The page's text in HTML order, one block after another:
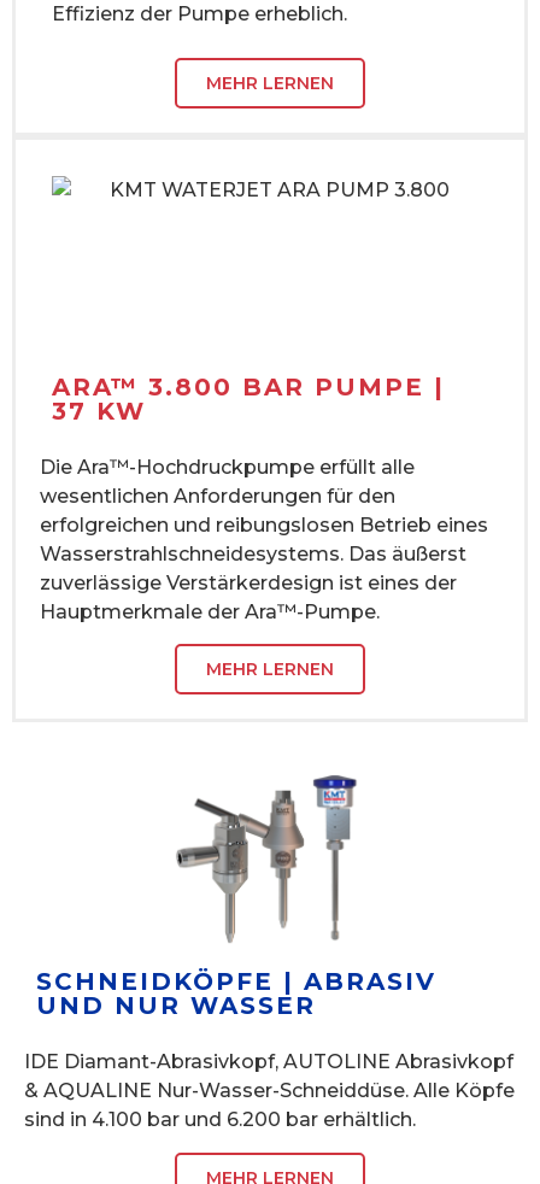
Effizienz der Pumpe erheblich.
MEHR LERNEN
ARA™ 3.800 BAR PUMPE |
37 KW
Die Ara™-Hochdruckpumpe erfüllt alle
wesentlichen Anforderungen für den
erfolgreichen und reibungslosen Betrieb eines
Wasserstrahlschneidesystems. Das äußerst
zuverlässige Verstärkerdesign ist eines der
Hauptmerkmale der Ara™-Pumpe.
MEHR LERNEN
SCHNEIDKÖPFE | ABRASIV
UND NUR WASSER
IDE Diamant-Abrasivkopf, AUTOLINE Abrasivkopf
& AQUALINE Nur-Wasser-Schneiddüse. Alle Köpfe
sind in 4.100 bar und 6.200 bar erhältlich.
MEHR LERNEN